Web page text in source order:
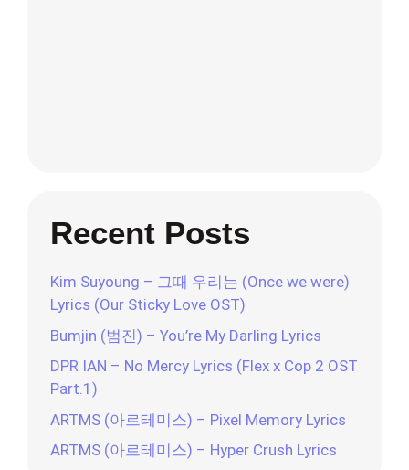
Recent Posts
Kim Suyoung – 그때 우리는 (Once we were)
Lyrics (Our Sticky Love OST)
Bumjin (범진) – You’re My Darling Lyrics
DPR IAN – No Mercy Lyrics (Flex x Cop 2 OST
Part.1)
ARTMS (아르테미스) – Pixel Memory Lyrics
ARTMS (아르테미스) – Hyper Crush Lyrics